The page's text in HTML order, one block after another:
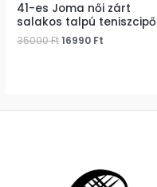
41-es Joma női zárt
salakos talpú teniszcipő
35000Ft16990 Ft